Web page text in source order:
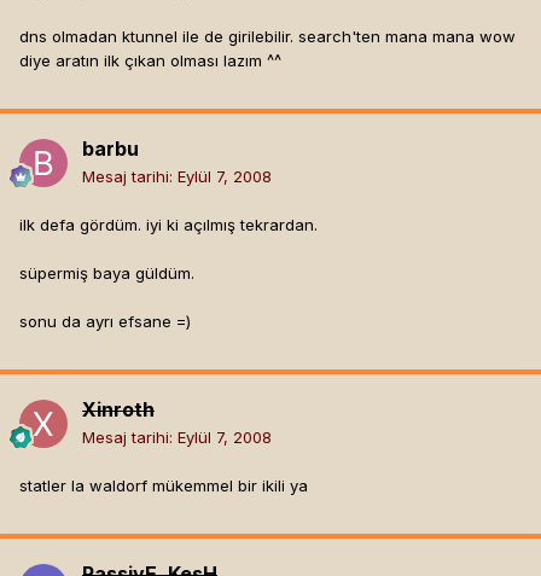
dns olmadan ktunnel ile de girilebilir. search'ten mana mana wow
diye aratın ilk çıkan olması lazım ^^
barbu
Mesaj tarihi: Eylül 7, 2008
ilk defa gördüm. iyi ki açılmış tekrardan.
süpermiş baya güldüm.
sonu da ayrı efsane =)
Xinroth
Mesaj tarihi: Eylül 7, 2008
statler la waldorf mükemmel bir ikili ya